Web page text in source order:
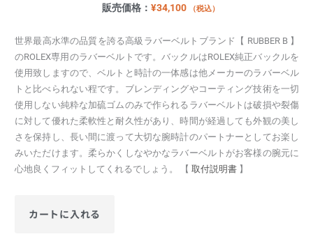
販売価格： ¥34,100 （税込）
世界最高水準の品質を誇る高級ラバーベルトブランド【 RUBBER B 】
のROLEX専用のラバーベルトです。バックルはROLEX純正バックルを
使用致しますので、ベルトと時計の一体感は他メーカーのラバーベル
トと比べられない程です。ブレンディングやコーティング技術を一切
使用しない純粋な加硫ゴムのみで作られるラバーベルトは破損や裂傷
に対して優れた柔軟性と耐久性があり、時間が経過しても外観の美し
さを保持し、長い間に渡って大切な腕時計のパートナーとしてお楽し
みいただけます。柔らかくしなやかなラバーベルトがお客様の腕元に
心地良くフィットしてくれるでしょう。 【 取付説明書 】
カートに入れる